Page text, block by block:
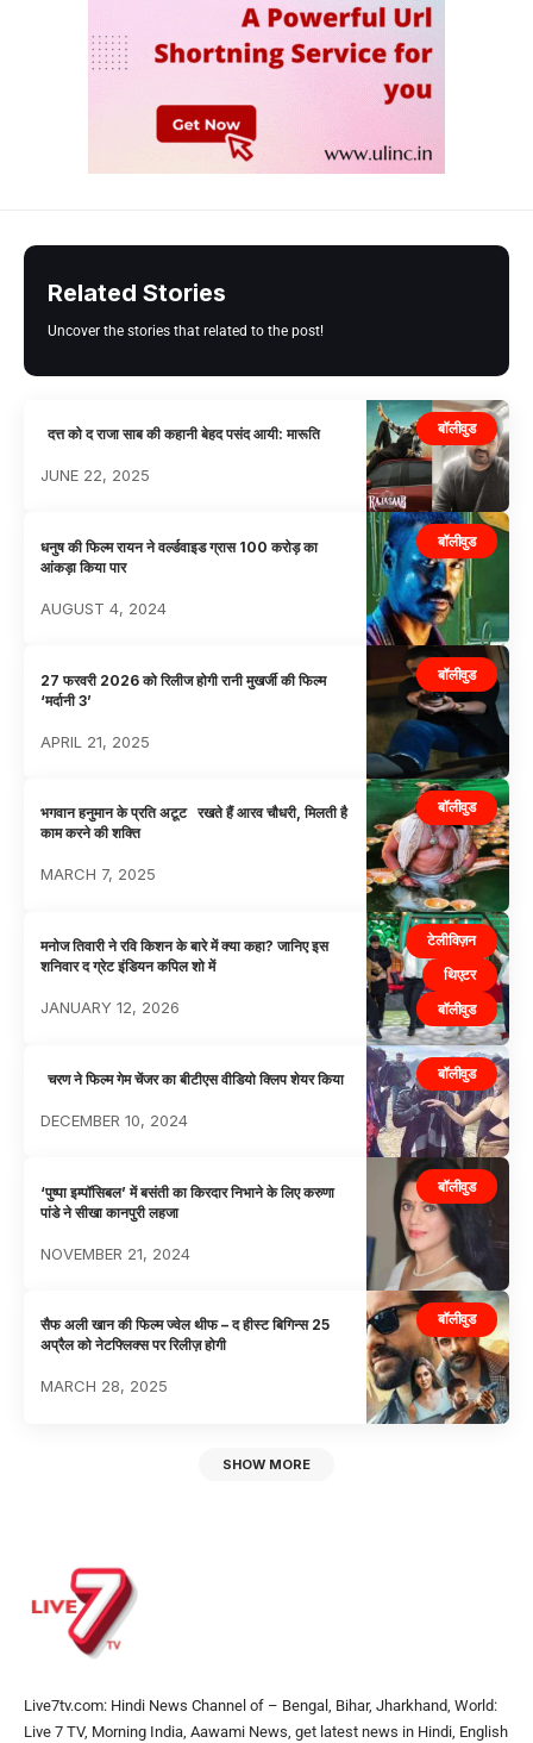
Related Stories
Uncover the stories that related to the post!
बॉलीवुड
दत्त को द राजा साब की कहानी बेहद पसंद आयी: मारूति
JUNE 22, 2025
बॉलीवुड
धनुष की फिल्म रायन ने वर्ल्डवाइड ग्रास 100 करोड़ का
आंकड़ा किया पार
AUGUST 4, 2024
बॉलीवुड
27 फरवरी 2026 को रिलीज होगी रानी मुखर्जी की फिल्म
‘मर्दानी 3’
APRIL 21, 2025
बॉलीवुड
भगवान हनुमान के प्रति अटूट रखते हैं आरव चौधरी, मिलती है
काम करने की शक्ति
MARCH 7, 2025
टेलीविज़न
थिएटर
बॉलीवुड
मनोज तिवारी ने रवि किशन के बारे में क्या कहा? जानिए इस
शनिवार द ग्रेट इंडियन कपिल शो में
JANUARY 12, 2026
बॉलीवुड
चरण ने फिल्म गेम चेंजर का बीटीएस वीडियो क्लिप शेयर किया
DECEMBER 10, 2024
बॉलीवुड
‘पुष्पा इम्पॉसिबल’ में बसंती का किरदार निभाने के लिए करुणा
पांडे ने सीखा कानपुरी लहजा
NOVEMBER 21, 2024
बॉलीवुड
सैफ अली खान की फिल्म ज्वेल थीफ – द हीस्ट बिगिन्स 25
अप्रैल को नेटफ्लिक्स पर रिलीज़ होगी
MARCH 28, 2025
SHOW MORE
Live7tv.com: Hindi News Channel of – Bengal, Bihar, Jharkhand, World:
Live 7 TV, Morning India, Aawami News, get latest news in Hindi, English